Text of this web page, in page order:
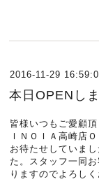
2016-11-29
本日OPENし
皆様いつもご愛顧
ＩＮＯＩＡ高崎店
お待たせしていま
た。スタッフ一同
りますのでよろし